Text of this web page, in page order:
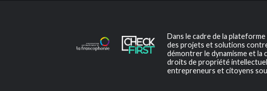
Dans le cadre de la
des projets et solutions
démontrer le dynamisme et
droits de propriété
entrepreneurs et citoyens